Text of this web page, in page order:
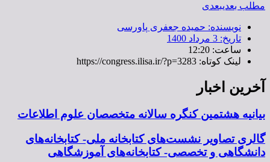
مطلب بعدیبعدی
نویسنده: حمیده جعفری پاورسی
تاریخ: 3 مرداد 1400
ساعت: 12:20
لینک کوتاه: https://congress.ilisa.ir/?p=3283
آخرین اخبار
بیانیه هشتمین کنگره سالانه متخصصان علوم اطلاعات
گالری تصاویر نشست‌های کتابخانه ملی- کتابخانه‌های
دانشگاهی و تخصصی- کتابخانه‌های آموزشگاهی